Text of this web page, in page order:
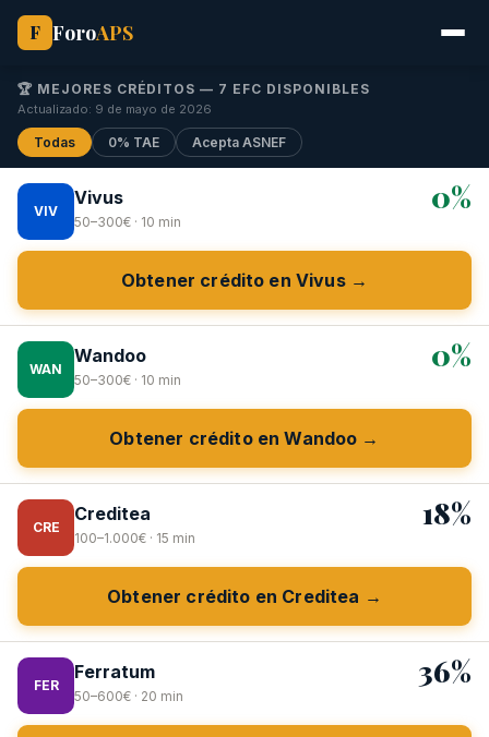
F ForoAPS
🏆 MEJORES CRÉDITOS — 7 EFC DISPONIBLES
Actualizado: 9 de mayo de 2026
Todas 0% TAE Acepta ASNEF
VIV
Vivus
50–300€ · 10 min
0%
Obtener crédito en Vivus →
WAN
Wandoo
50–300€ · 10 min
0%
Obtener crédito en Wandoo →
CRE
Creditea
100–1.000€ · 15 min
18%
Obtener crédito en Creditea →
FER
Ferratum
50–600€ · 20 min
36%